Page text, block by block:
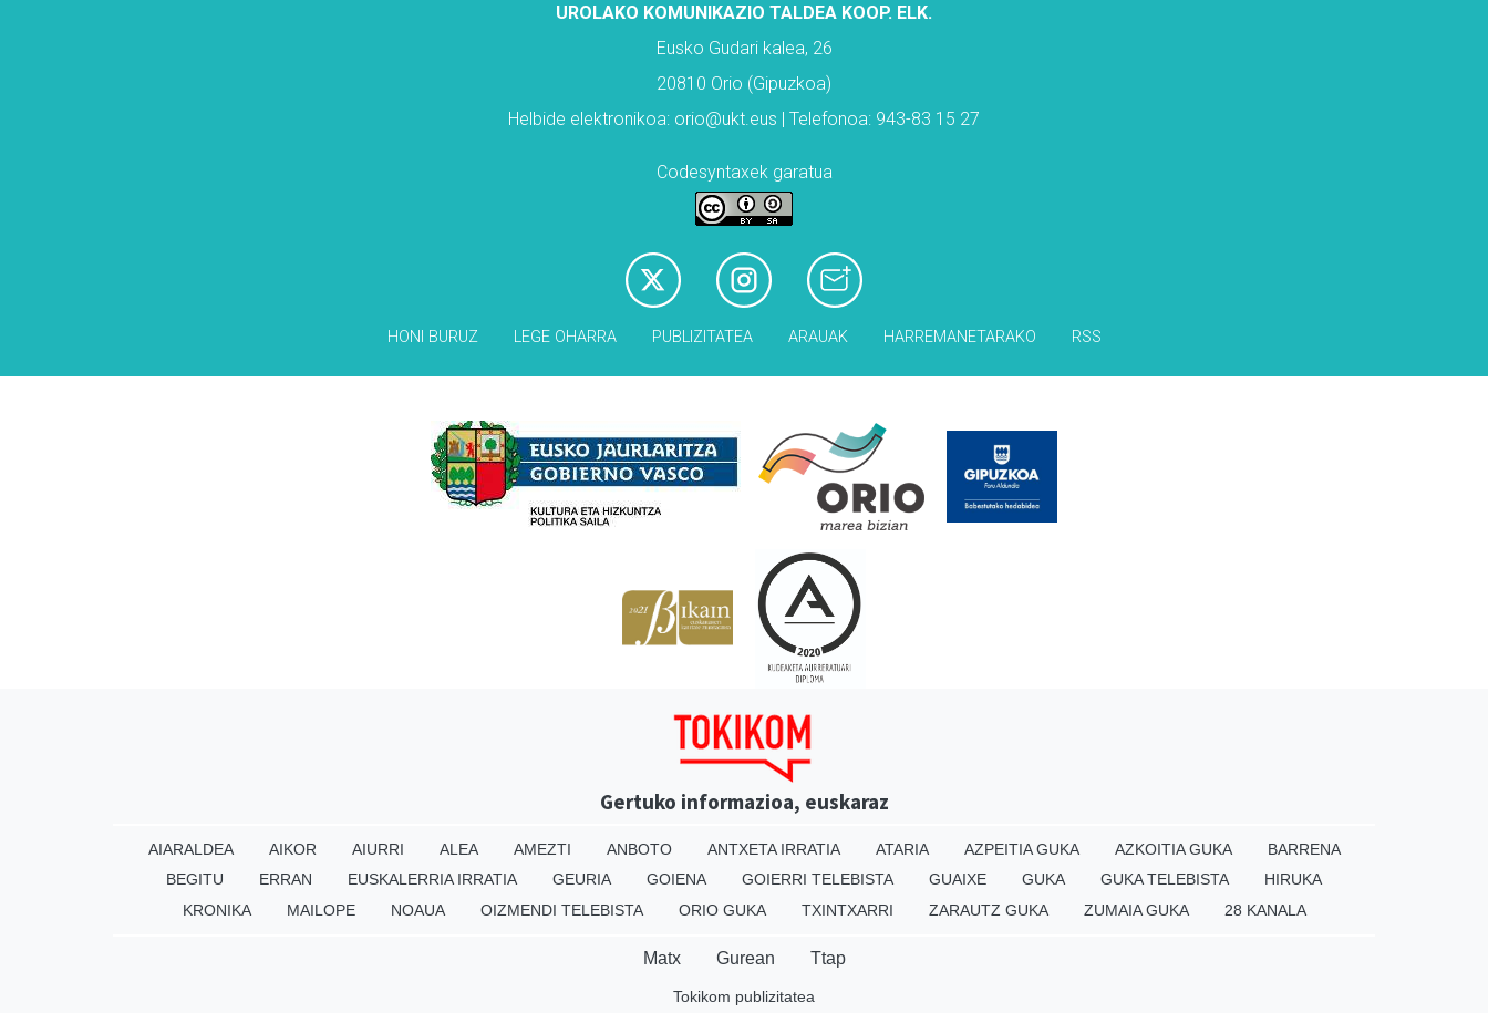
UROLAKO KOMUNIKAZIO TALDEA KOOP. ELK.
Eusko Gudari kalea, 26
20810 Orio (Gipuzkoa)
Helbide elektronikoa: orio@ukt.eus | Telefonoa: 943-83 15 27
Codesyntaxek garatua
HONI BURUZ LEGE OHARRA PUBLIZITATEA ARAUAK HARREMANETARAKO RSS
Gertuko informazioa, euskaraz
AIARALDEA AIKOR AIURRI ALEA AMEZTI ANBOTO ANTXETA IRRATIA ATARIA AZPEITIA GUKA AZKOITIA GUKA
BARRENA
BEGITU
ERRAN EUSKALERRIA IRRATIA GEURIA GOIENA GOIERRI TELEBISTA GUAIXE GUKA GUKA TELEBISTA
HIRUKA
KRONIKA
MAILOPE NOAUA OIZMENDI TELEBISTA ORIO GUKA TXINTXARRI ZARAUTZ GUKA ZUMAIA GUKA 28 KANALA
Matx Gurean Ttap
Tokikom publizitatea